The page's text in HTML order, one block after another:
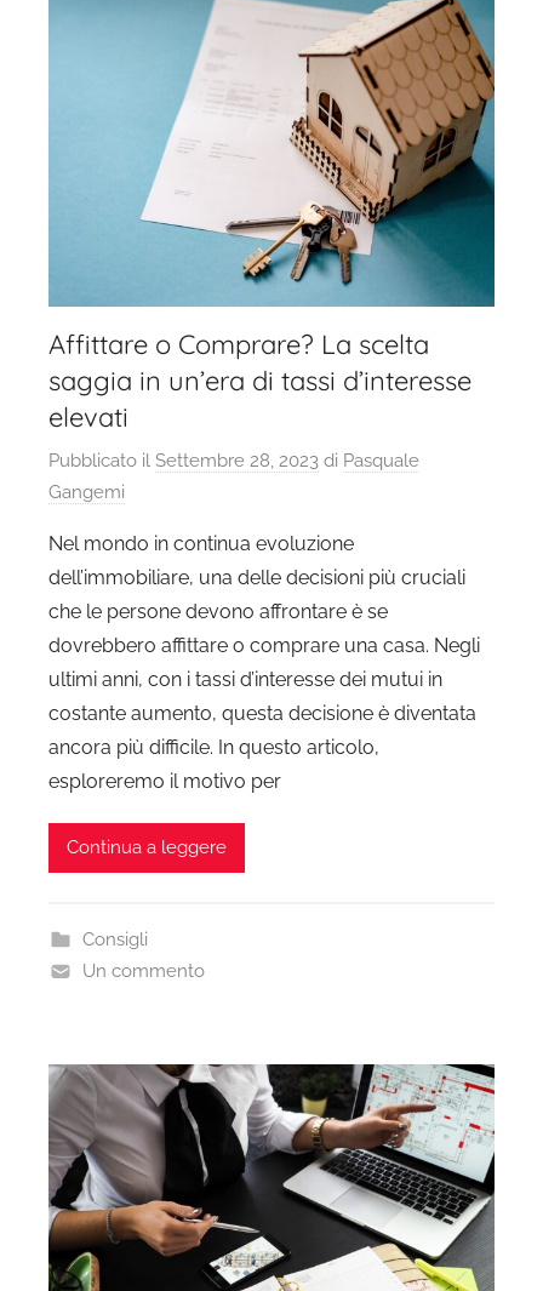
Affittare o Comprare? La scelta
saggia in un’era di tassi d’interesse
elevati
Pubblicato il Settembre 28, 2023 di Pasquale
Gangemi
Nel mondo in continua evoluzione
dell’immobiliare, una delle decisioni più cruciali
che le persone devono affrontare è se
dovrebbero affittare o comprare una casa. Negli
ultimi anni, con i tassi d’interesse dei mutui in
costante aumento, questa decisione è diventata
ancora più difficile. In questo articolo,
esploreremo il motivo per
Continua a leggere
Consigli
Un commento